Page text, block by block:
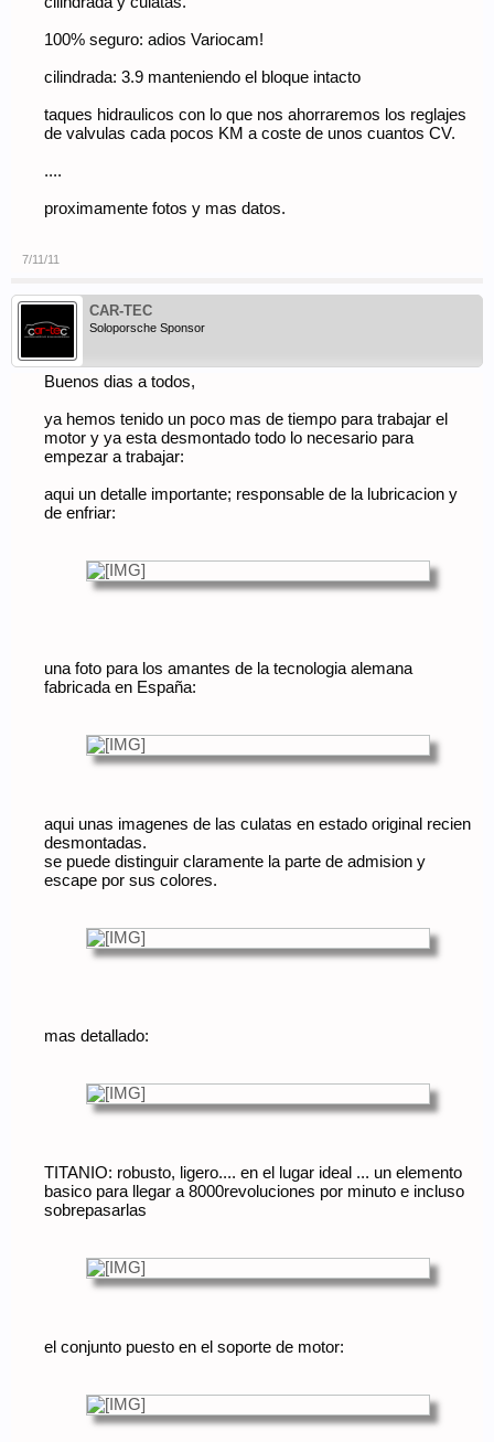
100% seguro: adios Variocam!
cilindrada: 3.9 manteniendo el bloque intacto
taques hidraulicos con lo que nos ahorraremos los reglajes
de valvulas cada pocos KM a coste de unos cuantos CV.
....
proximamente fotos y mas datos.
7/11/11
CAR-TEC
Soloporsche Sponsor
Buenos dias a todos,
ya hemos tenido un poco mas de tiempo para trabajar el
motor y ya esta desmontado todo lo necesario para
empezar a trabajar:
aqui un detalle importante; responsable de la lubricacion y
de enfriar:
una foto para los amantes de la tecnologia alemana
fabricada en España:
aqui unas imagenes de las culatas en estado original recien
desmontadas.
se puede distinguir claramente la parte de admision y
escape por sus colores.
mas detallado:
TITANIO: robusto, ligero.... en el lugar ideal ... un elemento
basico para llegar a 8000revoluciones por minuto e incluso
sobrepasarlas
el conjunto puesto en el soporte de motor: